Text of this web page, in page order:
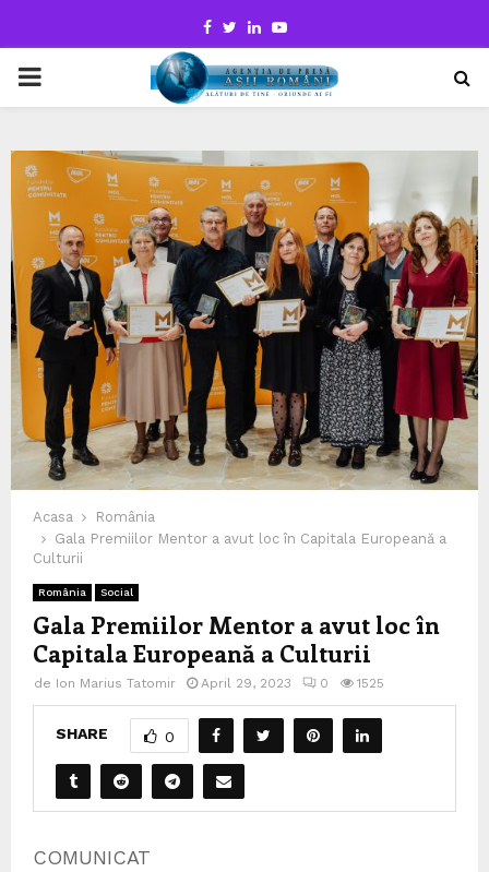
Facebook
TwitterLinkedinYoutube
PRIMARY
Acasa
România
Gala Premiilor Mentor a avut loc în Capitala Europeană a
Culturii
România Social
Gala Premiilor Mentor a avut loc în
Capitala Europeană a Culturii
de Ion Marius Tatomir April 29, 2023 0 1525
SHARE 0
COMUNICAT